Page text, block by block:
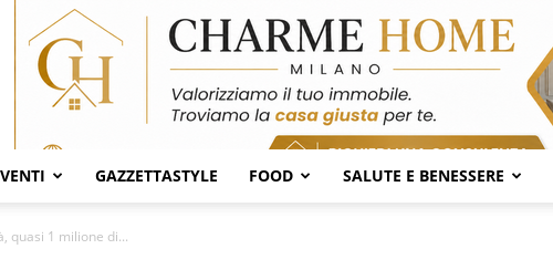
GAZZETTASTYLE FOOD SALUTE E BENESSERE
quasi 1 milione di...